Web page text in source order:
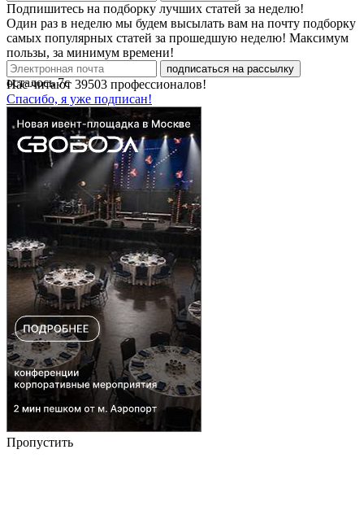
Подпишитесь на подборку лучших статей за неделю!
Один раз в неделю мы будем высылать вам на почту подборку
самых популярных статей за прошедшую неделю! Максимум
пользы, за минимум времени!
подписаться на рассылку
Нас читают 39503 профессионалов!
Спасибо, я уже подписан!
осталось7с
Пропустить